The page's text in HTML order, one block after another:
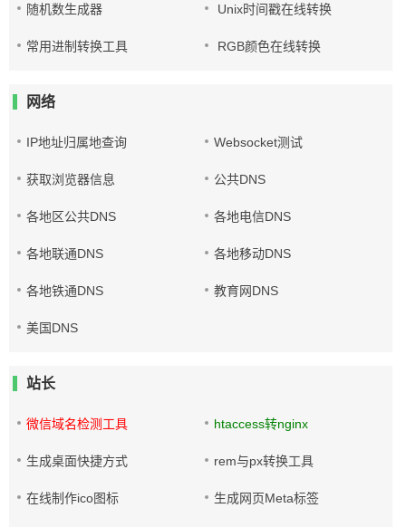
随机数生成器 Unix时间戳在线转换
常用进制转换工具 RGB颜色在线转换
网络
IP地址归属地查询 Websocket测试
获取浏览器信息 公共DNS
各地区公共DNS 各地电信DNS
各地联通DNS 各地移动DNS
各地铁通DNS 教育网DNS
美国DNS
站长
微信域名检测工具 htaccess转nginx
生成桌面快捷方式 rem与px转换工具
在线制作ico图标 生成网页Meta标签